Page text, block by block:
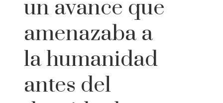
un avance que
amenazaba a
la humanidad
antes del